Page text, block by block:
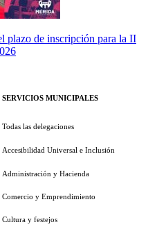
plazo de inscripción para la II
SERVICIOS MUNICIPALES
Todas las delegaciones
Accesibilidad Universal e Inclusión
Administración y Hacienda
Comercio y Emprendimiento
Cultura y festejos